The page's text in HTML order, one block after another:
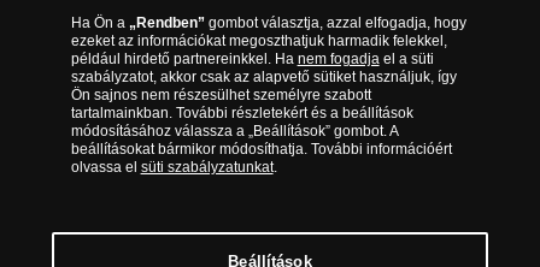
Cégjegyzékszám: 01-09-957944, Adószám: 23275395-2-41 A Társaság a
Magyar Kereskedelmi Engedélyezési Hivatal Nemesfémvizsgáló és
Ha Ön a „Rendben”gombot választja, azzal elfogadja, hogy
ezeket az információkat megoszthatjuk harmadik felekkel,
például hirdető partnereinkkel. Ha nem fogadjael a süti
szabályzatot, akkor csak az alapvető sütiket használjuk, így
Ön sajnos nem részesülhet személyre szabott
tartalmainkban. További részletekért és a beállítások
módosításához válassza a „Beállítások” gombot. A
beállításokat bármikor módosíthatja. További információért
olvassa el süti szabályzatunkat.
Beállítások